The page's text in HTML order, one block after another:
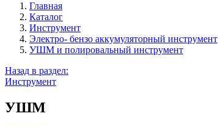
Главная
Каталог
Инструмент
Электро- бензо аккумуляторный инструмент
УШМ и полировальный инструмент
Назад в раздел:
Инструмент
УШМ